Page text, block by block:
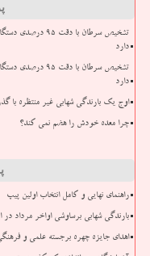
تشخیص سرطان با
دارد
تشخیص سرطان با
دارد
اوج یک بارندگی شهابی غیر منتظره با
چرا معده خودش را هضم نمی کند؟
راهنمای نهایی و کامل انتخاب اولین پیپ
بارندگی شهابی برساوشی اواخر مرداد در
اهدای جایزه چهره برجسته علمی و